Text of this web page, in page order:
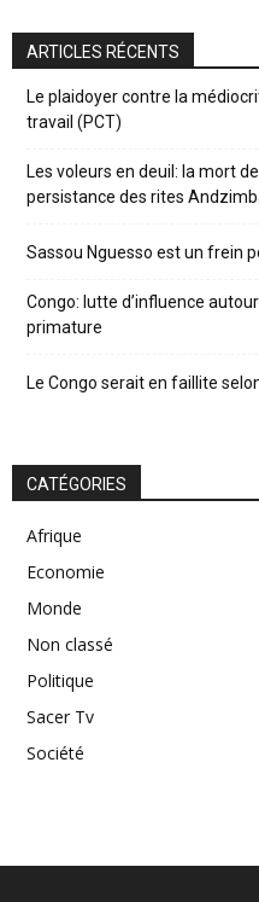
ARTICLES RÉCENTS
Le plaidoyer contre la
travail (PCT)
Les voleurs en deuil: la mort
persistance des rites
Sassou Nguesso est un frein
Congo: lutte d’influence
primature
Le Congo serait en faillite selon
CATÉGORIES
Afrique
Economie
Monde
Non classé
Politique
Sacer Tv
Société